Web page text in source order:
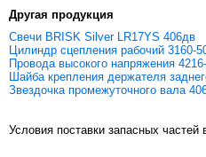
Другая продукция
Свечи BRISK Silver LR17YS 406дв
Цилиндр сцепления рабочий 3160-
Провода высокого напряжения
Шайба крепления держателя
Звездочка промежуточного вала
Условия поставки запасных